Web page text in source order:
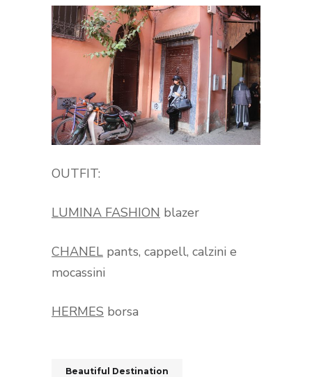
OUTFIT:
LUMINA FASHION blazer
CHANEL pants, cappell, calzini e
mocassini
HERMES borsa
Beautiful Destination